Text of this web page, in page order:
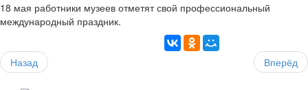
18 мая работники музеев отметят свой профессиональный
международный праздник.
Назад Вперёд